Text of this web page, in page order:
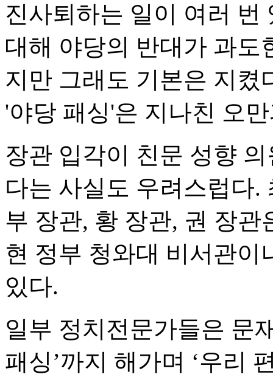
진사퇴하는 일이 여러 번
대해 야당의 반대가 과도
지만 그래도 기본은 지켰
'야당 패싱'은 지나친 오
장관 입각이 친문 성향
다는 사실도 우려스럽다.
부 장관, 황 장관, 권 장
현 정부 청와대 비서관
있다.
일부 정치전문가들은 문
패싱’까지 해가며 ‘우리